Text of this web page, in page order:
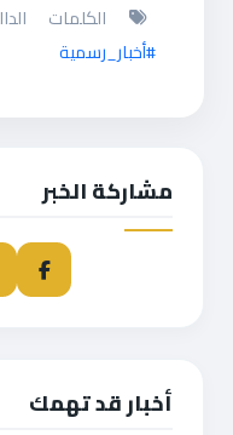
الكلمات
#أخبار_رسمية
مشاركة الخبر
أخبار قد تهمك